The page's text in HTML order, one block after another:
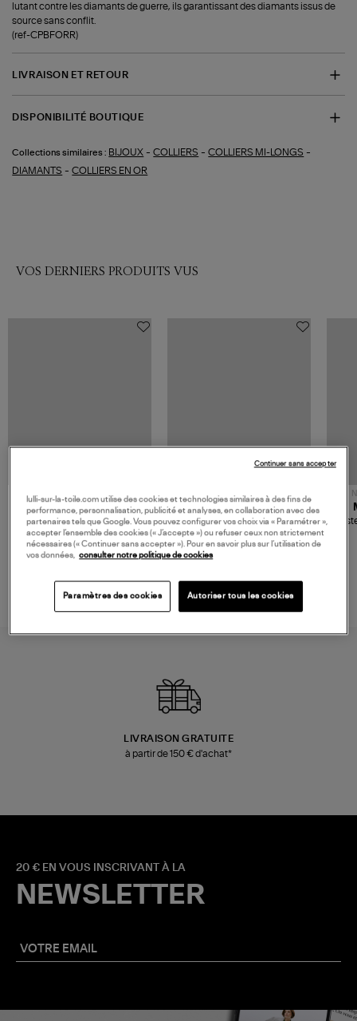
lutant contre les diamants de guerre, ils garantissant des diamants issus de
source sans conflit.
(ref-CPBFORR)
LIVRAISON ET RETOUR
DISPONIBILITÉ BOUTIQUE
Collections similaires : BIJOUX -COLLIERS -COLLIERS MI-LONGS -
DIAMANTS -COLLIERS EN OR
VOS DERNIERS PRODUITS VUS
480,00 €
JEROME DREYFUSS
Sac Bobi S Cuir Lamé
Champagne
NOUVELLE COLLECTION
189,00 €
TORAL
Mocassins Killian Sport
Mousse
LIVRAISON GRATUITE
à partir de 150 € d'achat*
20 € EN VOUS INSCRIVANT À LA
NEWSLETTER
lulli-sur-la-toile.com utilise des cookies et technologies similaires à des fins de
performance, personnalisation, publicité et analyses, en collaboration avec des
partenaires tels que Google. Vous pouvez configurer vos choix via « Paramétrer »,
accepter l’ensemble des cookies (« J’accepte ») ou refuser ceux non strictement
nécessaires (« Continuer sans accepter »). Pour en savoir plus sur l’utilisation de
vos données, consulter notre politique de cookies
Paramètres des cookies Autoriser tous les cookies
Continuer sans accepter